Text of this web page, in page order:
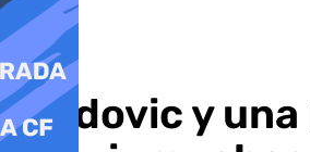
Djedovic y